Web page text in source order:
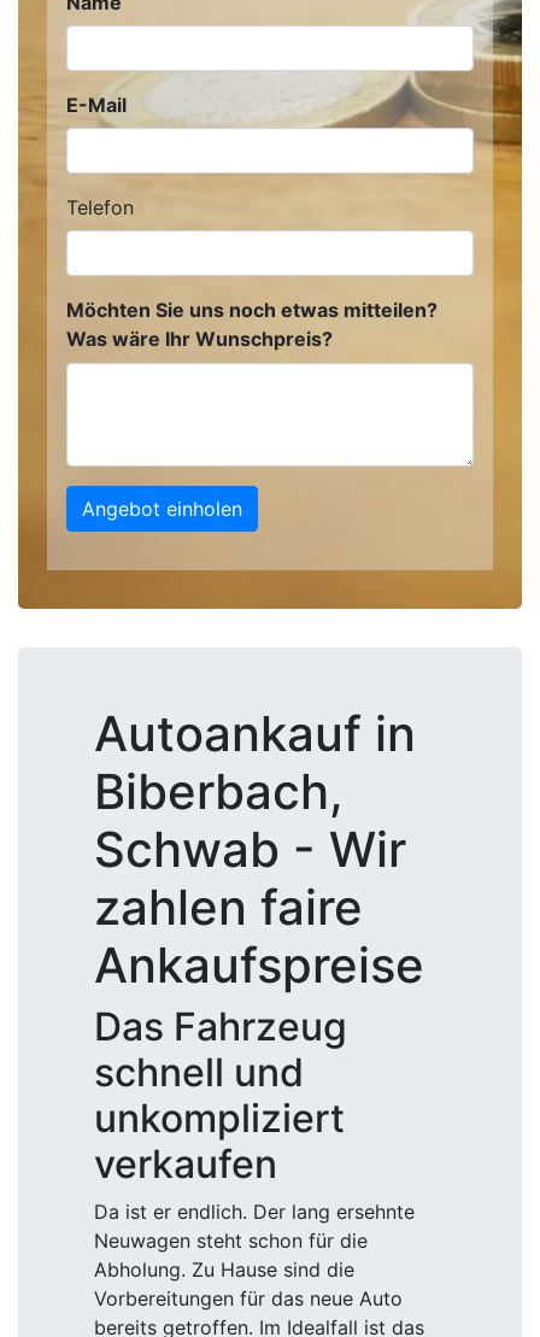
E-Mail
Telefon
Möchten Sie uns noch etwas mitteilen?
Was wäre Ihr Wunschpreis?
Angebot einholen
Autoankauf in
Biberbach,
Schwab - Wir
zahlen faire
Ankaufspreise
Das Fahrzeug
schnell und
unkompliziert
verkaufen
Da ist er endlich. Der lang ersehnte
Neuwagen steht schon für die
Abholung. Zu Hause sind die
Vorbereitungen für das neue Auto
bereits getroffen. Im Idealfall ist das